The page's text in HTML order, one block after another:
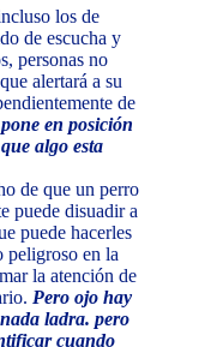
los de
de escucha y
personas no
alertará a su
de
en posición
algo esta
de que un perro
puede disuadir a
puede hacerles
peligroso en la
la atención de
Pero ojo hay
ladra. pero
cuando